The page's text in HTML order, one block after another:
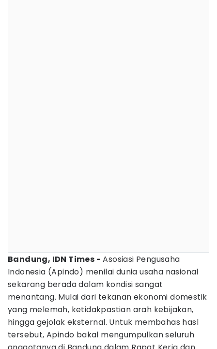
Bandung, IDN Times - Asosiasi Pengusaha
Indonesia (Apindo) menilai dunia usaha nasional
sekarang berada dalam kondisi sangat
menantang. Mulai dari tekanan ekonomi domestik
yang melemah, ketidakpastian arah kebijakan,
hingga gejolak eksternal. Untuk membahas hasl
tersebut, Apindo bakal mengumpulkan seluruh